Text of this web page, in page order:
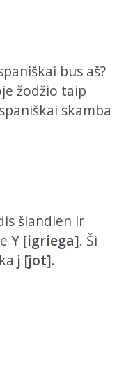
bus aš?
žodžio taip
skamba
šiandien ir
Y [igriega]. Ši
j [jot].